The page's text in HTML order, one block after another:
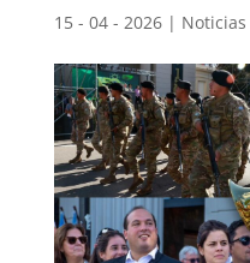
15 - 04 - 2026| Noticias